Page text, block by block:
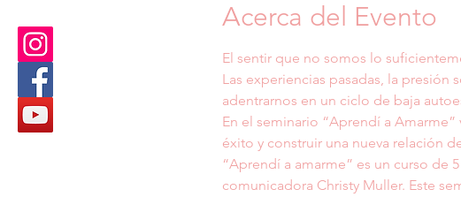
Acerca del Evento
El sentir que no somos lo
Las experiencias pasadas, la presión
adentrarnos en un ciclo de baja
En el seminario “Aprendí a
éxito y construir una nueva relación
“Aprendí a amarme” es un curso de
comunicadora Christy Muller. Este